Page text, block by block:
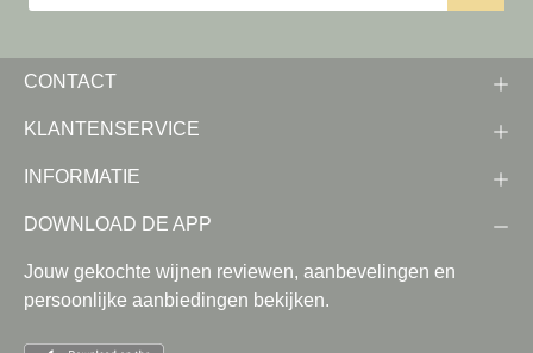
CONTACT
KLANTENSERVICE
INFORMATIE
DOWNLOAD DE APP
Jouw gekochte wijnen reviewen, aanbevelingen en
persoonlijke aanbiedingen bekijken.